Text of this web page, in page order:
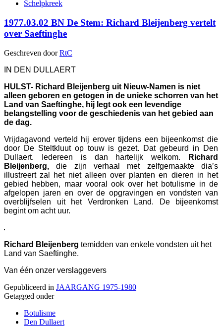
Schelpkreek
1977.03.02 BN De Stem: Richard Bleijenberg vertelt
over Saeftinghe
Geschreven doorRtC
IN DEN DULLAERT
HULST- Richard Bleijenberg uit Nieuw-Namen is niet
alleen geboren en getogen in de unieke schorren van het
Land van Saeftinghe, hij legt ook een levendige
belangstelling voor de geschiedenis van het gebied aan
de dag.
Vrijdagavond verteld hij erover tijdens een bijeenkomst die
door De Steltkluut op touw is gezet. Dat gebeurd in Den
Dullaert. Iedereen is dan hartelijk welkom.
Richard
Bleijenberg,die zijn verhaal met zelfgemaakte dia’s
illustreert zal het niet alleen over planten en dieren in het
gebied hebben, maar vooral ook over het botulisme in de
afgelopen jaren en over de opgravingen en vondsten van
overblijfselen uit het Verdronken Land. De bijeenkomst
begint om acht uur.
Richard Bleijenberg temidden van enkele vondsten uit het
Land van Saeftinghe.
Van één onzer verslaggevers
Gepubliceerd in JAARGANG 1975-1980
Getagged onder
Botulisme
Den Dullaert